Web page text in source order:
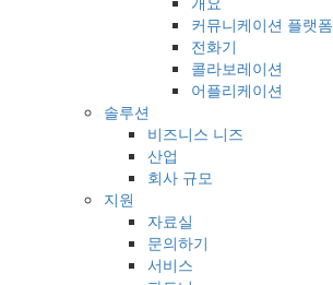
커뮤니케이션 플랫폼
전화기
콜라보레이션
어플리케이션
솔루션
비즈니스 니즈
산업
회사 규모
지원
자료실
문의하기
서비스